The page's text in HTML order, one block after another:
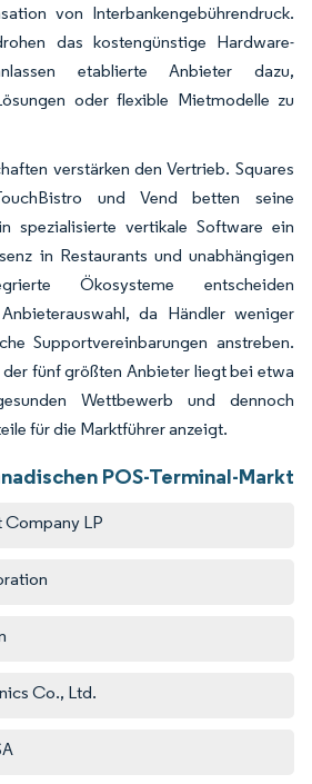
von Interbankengebührendruck.
das kostengünstige Hardware-
etablierte Anbieter dazu,
oder flexible Mietmodelle zu
verstärken den Vertrieb. Squares
und Vend betten seine
spezialisierte vertikale Software ein
in Restaurants und unabhängigen
Ökosysteme entscheiden
da Händler weniger
Supportvereinbarungen anstreben.
fünf größten Anbieter liegt bei etwa
Wettbewerb und dennoch
für die Marktführer anzeigt.
POS-Terminal-Markt
Company LP
Co., Ltd.